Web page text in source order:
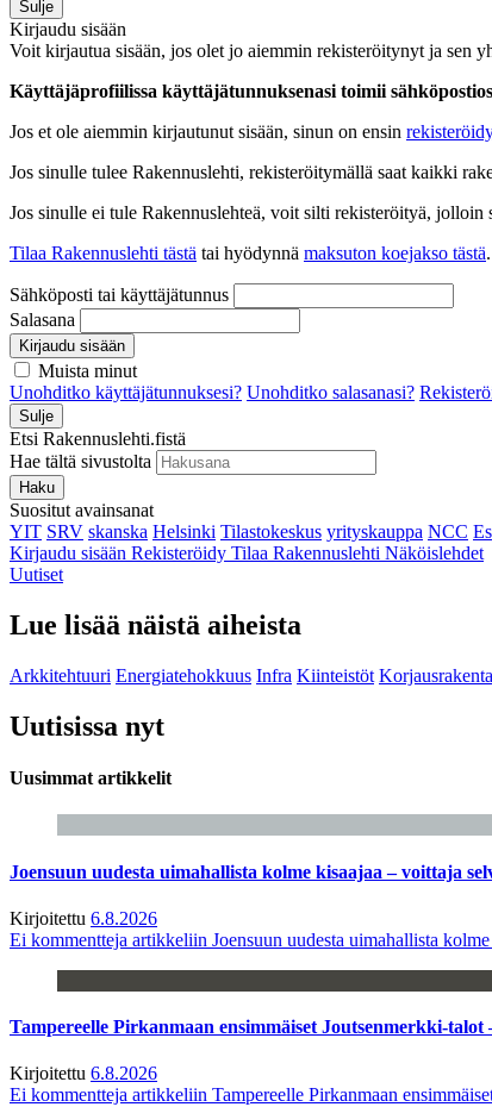
Sulje
Kirjaudu sisään
Voit kirjautua sisään, jos olet jo aiemmin rekisteröitynyt ja sen
Käyttäjäprofiilissa käyttäjätunnuksenasi toimii
Jos et ole aiemmin kirjautunut sisään, sinun on ensin
Jos sinulle tulee Rakennuslehti, rekisteröitymällä saat kaikki
Jos sinulle ei tule Rakennuslehteä, voit silti rekisteröityä,
Tilaa Rakennuslehti tästä tai hyödynnä maksuton koejakso tästä.
Sähköposti tai käyttäjätunnus
Salasana
Kirjaudu sisään
Muista minut
Unohditko käyttäjätunnuksesi? Unohditko salasanasi?
Sulje
Etsi Rakennuslehti.fistä
Hae tältä sivustolta
Haku
Suositut avainsanat
YIT SRV skanska Helsinki Tilastokeskus yrityskauppa NCC
Kirjaudu sisään Rekisteröidy Tilaa Rakennuslehti Näköislehdet
Uutiset
Lue lisää näistä aiheista
Arkkitehtuuri Energiatehokkuus Infra Kiinteistöt
Uutisissa nyt
Uusimmat artikkelit
Joensuun uudesta uimahallista kolme kisaajaa – voittaja
Kirjoitettu 6.8.2026
Ei kommentteja artikkeliin Joensuun uudesta uimahallista
Tampereelle Pirkanmaan ensimmäiset Joutsenmerkki-
Kirjoitettu 6.8.2026
Ei kommentteja artikkeliin Tampereelle Pirkanmaan